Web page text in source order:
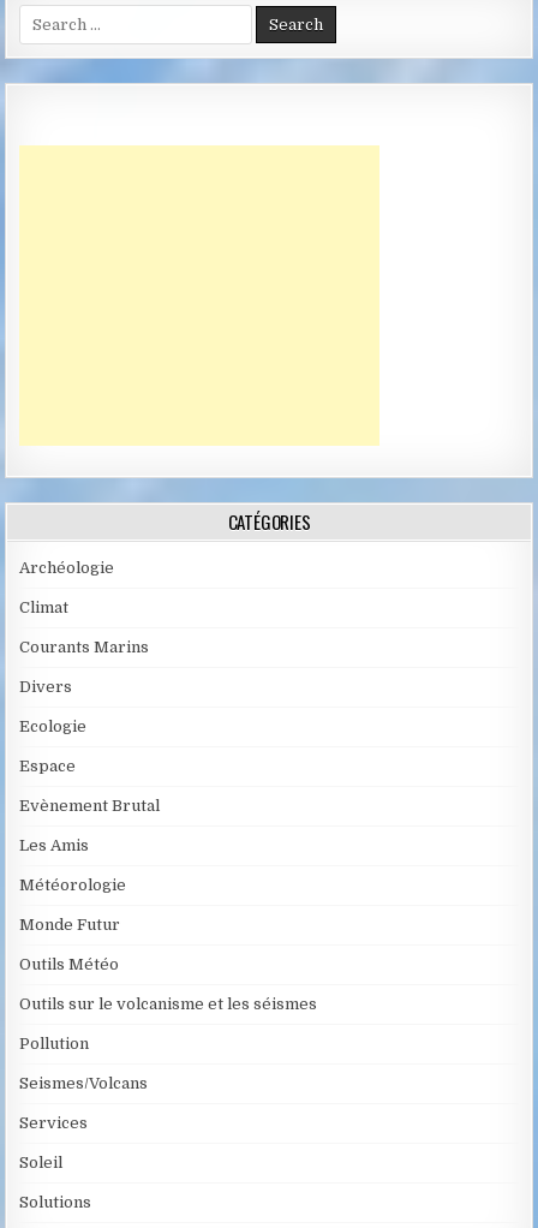
Search
for:
CATÉGORIES
Archéologie
Climat
Courants Marins
Divers
Ecologie
Espace
Evènement Brutal
Les Amis
Météorologie
Monde Futur
Outils Météo
Outils sur le volcanisme et les séismes
Pollution
Seismes/Volcans
Services
Soleil
Solutions